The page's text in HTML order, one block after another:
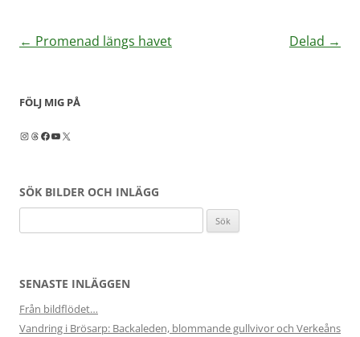
Inläggsnavigering
← Promenad längs havet Delad →
FÖLJ MIG PÅ
Instagram
Threads
Facebook
YouTube
X
SÖK BILDER OCH INLÄGG
efter:
SENASTE INLÄGGEN
Från bildflödet…
Vandring i Brösarp: Backaleden, blommande gullvivor och Verkeåns